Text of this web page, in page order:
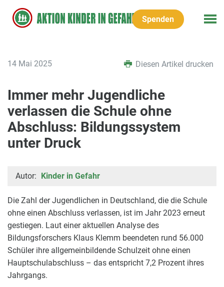
Spenden
14 Mai 2025 Diesen Artikel drucken
Immer mehr Jugendliche
verlassen die Schule ohne
Abschluss: Bildungssystem
unter Druck
Autor: Kinder in Gefahr
Die Zahl der Jugendlichen in Deutschland, die die Schule
ohne einen Abschluss verlassen, ist im Jahr 2023 erneut
gestiegen. Laut einer aktuellen Analyse des
Bildungsforschers Klaus Klemm beendeten rund 56.000
Schüler ihre allgemeinbildende Schulzeit ohne einen
Hauptschulabschluss – das entspricht 7,2 Prozent ihres
Jahrgangs.